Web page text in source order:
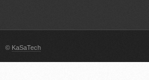
© KaSaTech